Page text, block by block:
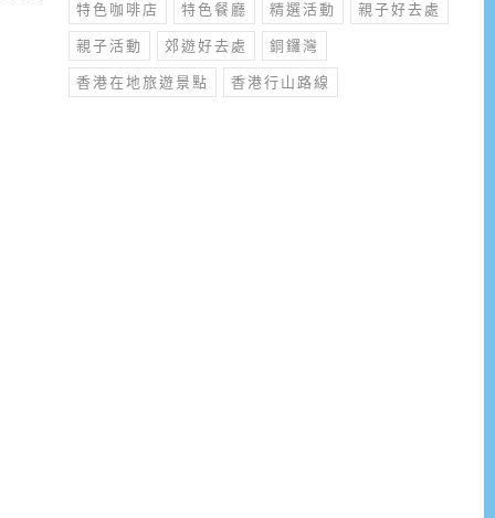
特色咖啡店 特色餐廳 精選活動 親子好去處
親子活動 郊遊好去處 銅鑼灣
香港在地旅遊景點 香港行山路線